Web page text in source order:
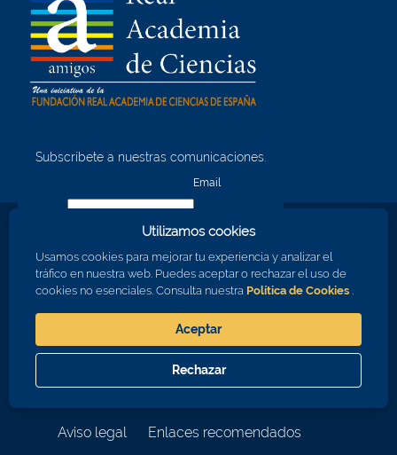
Aviso legal Enlaces recomendados
Subscríbete a nuestras comunicaciones.
Email
Nombre
Apellidos
Consiento en recibir comunicaciones sobre los eventos de la RAC
Aceptar Cerrar
Utilizamos cookies
Usamos cookies para mejorar tu experiencia y analizar el
tráfico en nuestra web. Puedes aceptar o rechazar el uso de
cookies no esenciales. Consulta nuestra Política de Cookies .
Aceptar
Rechazar